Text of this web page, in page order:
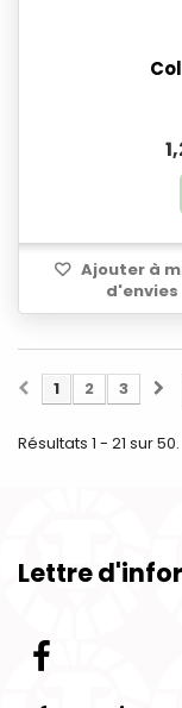
Ajouter à
d'envies
1 2 3
Résultats 1 - 21 sur 50.
Lettre